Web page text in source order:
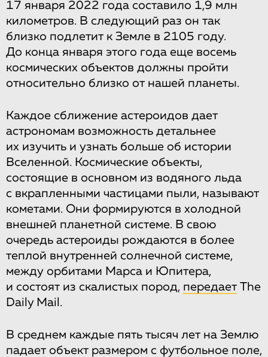
17 января 2022 года составило 1,9 млн
километров. В следующий раз он так
близко подлетит к Земле в 2105 году.
До конца января этого года еще восемь
космических объектов должны пройти
относительно близко от нашей планеты.
Каждое сближение астероидов дает
астрономам возможность детальнее
их изучить и узнать больше об истории
Вселенной. Космические объекты,
состоящие в основном из водяного льда
с вкрапленными частицами пыли, называют
кометами. Они формируются в холодной
внешней планетной системе. В свою
очередь астероиды рождаются в более
теплой внутренней солнечной системе,
между орбитами Марса и Юпитера,
и состоят из скалистых пород, передает The
Daily Mail.
В среднем каждые пять тысяч лет на Землю
падает объект размером с футбольное поле,